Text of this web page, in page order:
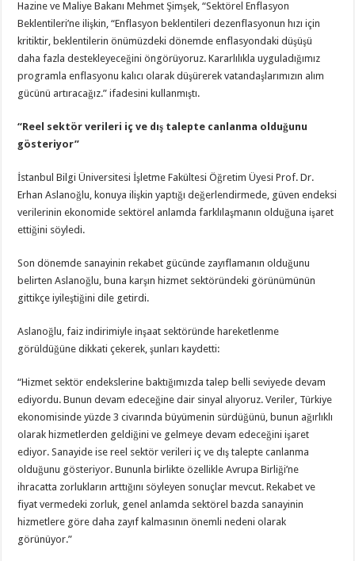
Hazine ve Maliye Bakanı Mehmet Şimşek, “Sektörel Enflasyon
Beklentileri’ne ilişkin, “Enflasyon beklentileri dezenflasyonun hızı için
kritiktir, beklentilerin önümüzdeki dönemde enflasyondaki düşüşü
daha fazla destekleyeceğini öngörüyoruz. Kararlılıkla uyguladığımız
programla enflasyonu kalıcı olarak düşürerek vatandaşlarımızın alım
gücünü artıracağız.” ifadesini kullanmıştı.
“Reel sektör verileri iç ve dış talepte canlanma olduğunu
gösteriyor”
İstanbul Bilgi Üniversitesi İşletme Fakültesi Öğretim Üyesi Prof. Dr.
Erhan Aslanoğlu, konuya ilişkin yaptığı değerlendirmede, güven endeksi
verilerinin ekonomide sektörel anlamda farklılaşmanın olduğuna işaret
ettiğini söyledi.
Son dönemde sanayinin rekabet gücünde zayıflamanın olduğunu
belirten Aslanoğlu, buna karşın hizmet sektöründeki görünümünün
gittikçe iyileştiğini dile getirdi.
Aslanoğlu, faiz indirimiyle inşaat sektöründe hareketlenme
görüldüğüne dikkati çekerek, şunları kaydetti:
“Hizmet sektör endekslerine baktığımızda talep belli seviyede devam
ediyordu. Bunun devam edeceğine dair sinyal alıyoruz. Veriler, Türkiye
ekonomisinde yüzde 3 civarında büyümenin sürdüğünü, bunun ağırlıklı
olarak hizmetlerden geldiğini ve gelmeye devam edeceğini işaret
ediyor. Sanayide ise reel sektör verileri iç ve dış talepte canlanma
olduğunu gösteriyor. Bununla birlikte özellikle Avrupa Birliği’ne
ihracatta zorlukların arttığını söyleyen sonuçlar mevcut. Rekabet ve
fiyat vermedeki zorluk, genel anlamda sektörel bazda sanayinin
hizmetlere göre daha zayıf kalmasının önemli nedeni olarak
görünüyor.”